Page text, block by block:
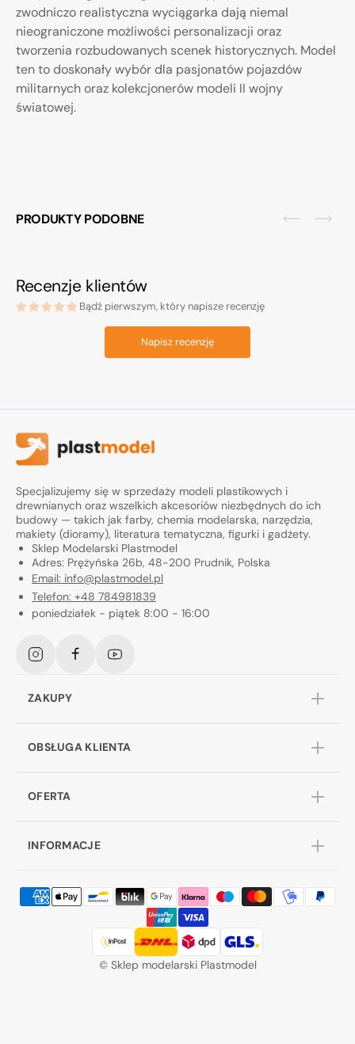
zwodniczo realistyczna wyciągarka dają niemal
nieograniczone możliwości personalizacji oraz
tworzenia rozbudowanych scenek historycznych. Model
ten to doskonały wybór dla pasjonatów pojazdów
militarnych oraz kolekcjonerów modeli II wojny
światowej.
PRODUKTY PODOBNE
Recenzje klientów
Bądź pierwszym, który napisze recenzję
Napisz recenzję
Specjalizujemy się w sprzedaży modeli plastikowych i
drewnianych oraz wszelkich akcesoriów niezbędnych do ich
budowy — takich jak farby, chemia modelarska, narzędzia,
makiety (dioramy), literatura tematyczna, figurki i gadżety.
Sklep Modelarski Plastmodel
Adres: Prężyńska 26b, 48-200 Prudnik, Polska
Email: info@plastmodel.pl
Telefon: +48 784981839
poniedziałek - piątek 8:00 - 16:00
InstagramFacebookYouTube
ZAKUPY
OBSŁUGA KLIENTA
OFERTA
INFORMACJE
© Sklep modelarski Plastmodel